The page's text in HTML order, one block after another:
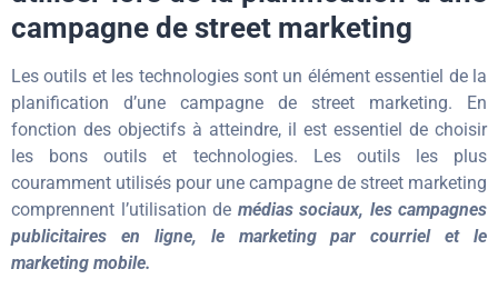
campagne de street marketing
Les outils et les technologies sont un élément essentiel de la
planification d’une campagne de street marketing. En
fonction des objectifs à atteindre, il est essentiel de choisir
les bons outils et technologies. Les outils les plus
couramment utilisés pour une campagne de street marketing
comprennent l’utilisation de médias sociaux, les campagnes
publicitaires en ligne, le marketing par courriel et le
marketing mobile.